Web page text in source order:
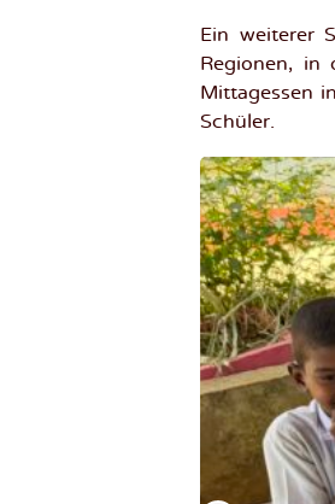
Ein weiterer
Regionen, in
Mittagessen
Schüler.